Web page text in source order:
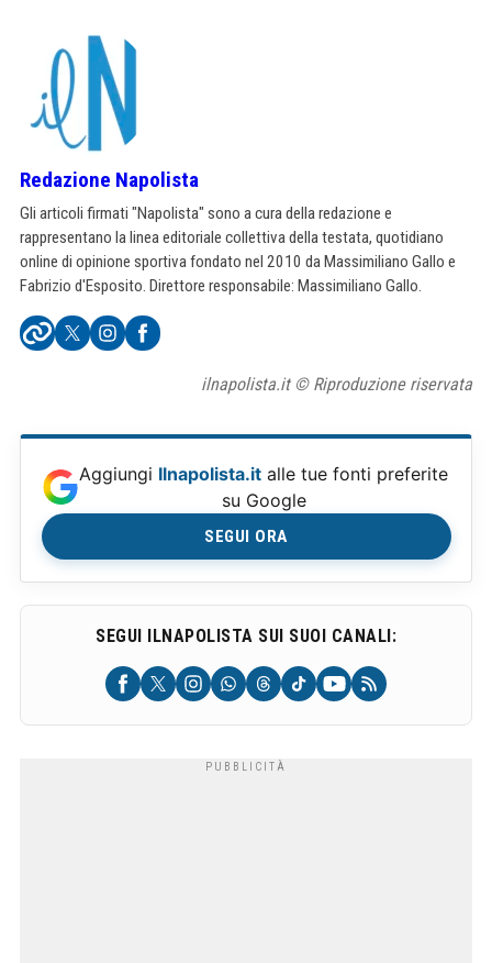
Redazione Napolista
Gli articoli firmati "Napolista" sono a cura della redazione e
rappresentano la linea editoriale collettiva della testata, quotidiano
online di opinione sportiva fondato nel 2010 da Massimiliano Gallo e
Fabrizio d'Esposito. Direttore responsabile: Massimiliano Gallo.
ilnapolista.it © Riproduzione riservata
Aggiungi Ilnapolista.it alle tue fonti preferite
su Google
SEGUI ORA
SEGUI ILNAPOLISTA SUI SUOI CANALI: